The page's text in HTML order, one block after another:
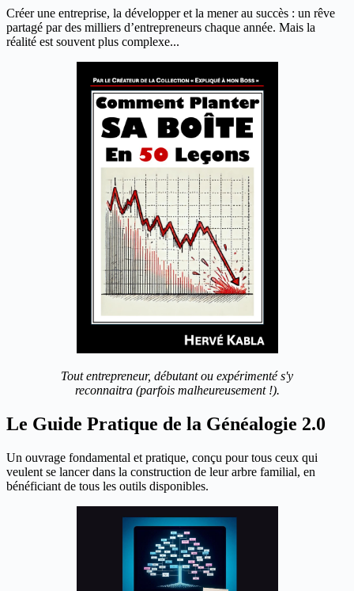
Créer une entreprise, la développer et la mener au succès : un rêve
partagé par des milliers d’entrepreneurs chaque année. Mais la
réalité est souvent plus complexe...
Tout entrepreneur, débutant ou expérimenté s'y
reconnaitra (parfois malheureusement !).
Le Guide Pratique de la Généalogie 2.0
Un ouvrage fondamental et pratique, conçu pour tous ceux qui
veulent se lancer dans la construction de leur arbre familial, en
bénéficiant de tous les outils disponibles.